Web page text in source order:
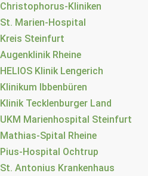
Christophorus-Kliniken
St. Marien-Hospital
Kreis Steinfurt
Augenklinik Rheine
HELIOS Klinik Lengerich
Klinikum Ibbenbüren
Klinik Tecklenburger Land
UKM Marienhospital Steinfurt
Mathias-Spital Rheine
Pius-Hospital Ochtrup
St. Antonius Krankenhaus